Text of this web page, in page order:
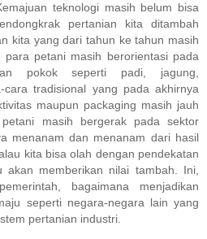
teknologi masih belum bisa
pertanian kita ditambah
kita yang dari tahun ke tahun masih
petani masih berorientasi pada
pokok seperti padi, jagung,
cara tradisional yang pada akhirnya
maupun packaging masih jauh
masih bergerak pada sektor
menanam dan menanam dari hasil
kita bisa olah dengan pendekatan
akan memberikan nilai tambah. Ini,
bagaimana menjadikan
seperti negara-negara lain yang
pertanian industri.